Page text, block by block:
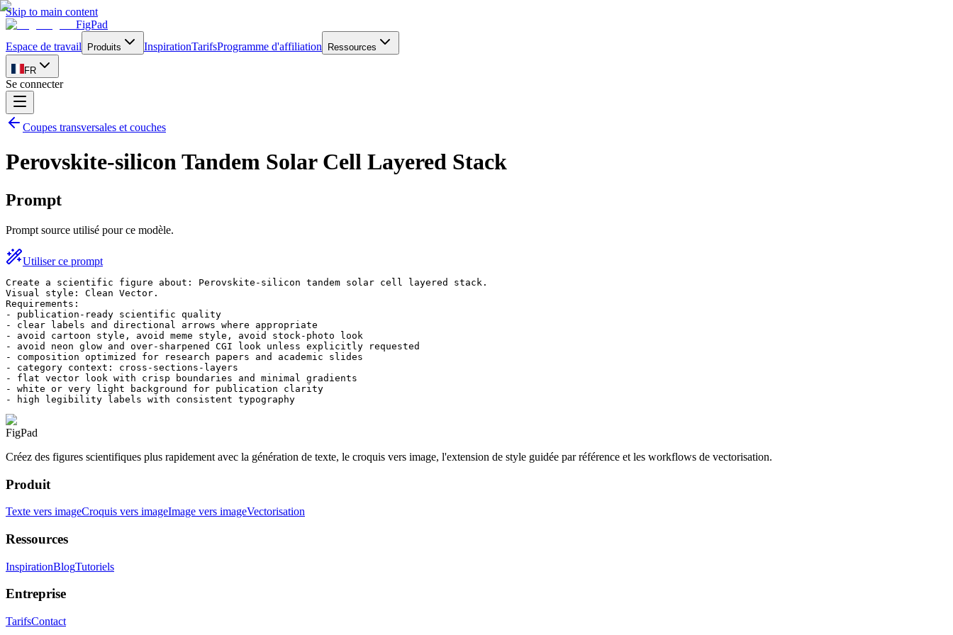
Skip to main content
FigPad
Espace de travail
Produits InspirationTarifsProgramme d'affiliation Ressources
FR
Se connecter
Coupes transversales et couches
Perovskite-silicon Tandem Solar Cell Layered Stack
Prompt
Prompt source utilisé pour ce modèle.
Utiliser ce prompt
Create a scientific figure about: Perovskite-silicon tandem solar cell layered stack.
Visual style: Clean Vector.
Requirements:
- publication-ready scientific quality
- clear labels and directional arrows where appropriate
- avoid cartoon style, avoid meme style, avoid stock-photo look
- avoid neon glow and over-sharpened CGI look unless explicitly requested
- composition optimized for research papers and academic slides
- category context: cross-sections-layers
- flat vector look with crisp boundaries and minimal gradients
- white or very light background for publication clarity
- high legibility labels with consistent typography
FigPad
Créez des figures scientifiques plus rapidement avec la génération de texte, le croquis vers image, l'extension de style guidée par référence et les workflows de vectorisation.
Produit
Texte vers imageCroquis vers imageImage vers imageVectorisation
Ressources
InspirationBlogTutoriels
Entreprise
TarifsContact